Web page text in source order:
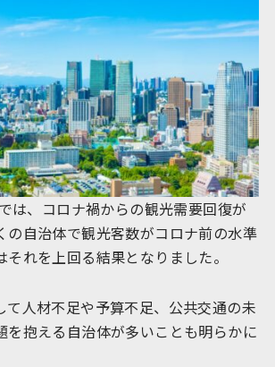
は、コロナ禍からの観光需要回復が
の自治体で観光客数がコロナ前の水準
れを上回る結果となりました。
て人材不足や予算不足、公共交通の未
を抱える自治体が多いことも明らかに